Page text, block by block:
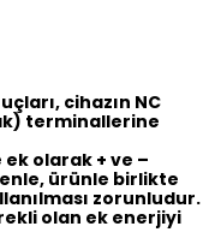
cihazın NC
terminallerine
ek olarak + ve –
ürünle birlikte
zorunludur.
olan ek enerjiyi